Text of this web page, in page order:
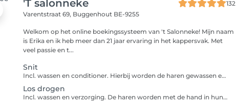
'T salonneke
132
Varentstraat 69, Buggenhout BE-9255
Welkom op het online boekingssysteem van 't Salonneke! Mijn naam
is Erika en ik heb meer dan 21 jaar ervaring in het kappersvak. Met
veel passie en t...
Snit
Incl. wassen en conditioner. Hierbij worden de haren gewassen en geknipt maar niet gedroogd. Indien je een intensievere verzorging wenst, gelieve deze apart bij te boeken bij de categorie "intensieve verzorging".
Los drogen
Incl. wassen en verzorging. De haren worden met de hand in hun natuurlijke val gedroogd zonder borstels te gebruiken. Indien je een intensieve verzorging wenst, gelieve deze dan apart bij te boeken bij de categorie " intensieve verzorging".